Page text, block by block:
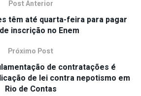
Post Anterior
têm até quarta-feira para pagar
inscrição no Enem
Próximo Post
de contratações é
de lei contra nepotismo em
Rio de Contas